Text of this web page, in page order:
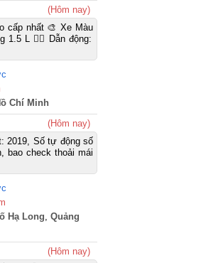
(Hôm nay)
cấp nhất 🎨 Xe Màu
L 🚴‍♀️ Dẫn động:
Chí Minh
(Hôm nay)
2019, Số tự động số
bao check thoải mái
Hạ Long, Quảng
(Hôm nay)